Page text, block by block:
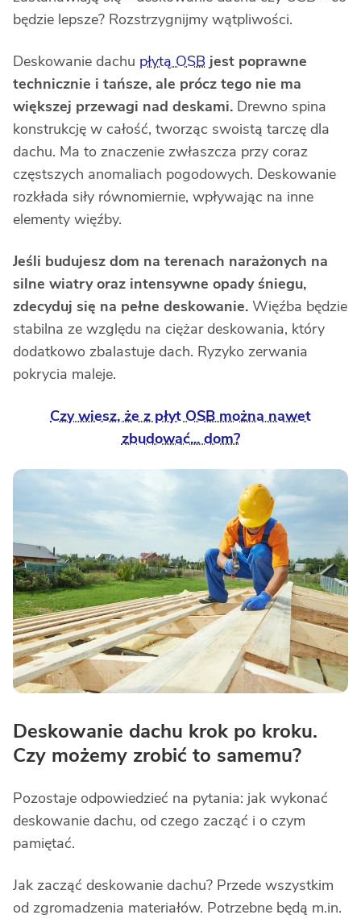
będzie lepsze? Rozstrzygnijmy wątpliwości.
Deskowanie dachu płytą OSB jest poprawne
technicznie i tańsze, ale prócz tego nie ma
większej przewagi nad deskami. Drewno spina
konstrukcję w całość, tworząc swoistą tarczę dla
dachu. Ma to znaczenie zwłaszcza przy coraz
częstszych anomaliach pogodowych. Deskowanie
rozkłada siły równomiernie, wpływając na inne
elementy więźby.
Jeśli budujesz dom na terenach narażonych na
silne wiatry oraz intensywne opady śniegu,
zdecyduj się na pełne deskowanie. Więźba będzie
stabilna ze względu na ciężar deskowania, który
dodatkowo zbalastuje dach. Ryzyko zerwania
pokrycia maleje.
Czy wiesz, że z płyt OSB można nawet
zbudować... dom?
Deskowanie dachu krok po kroku.
Czy możemy zrobić to samemu?
Pozostaje odpowiedzieć na pytania: jak wykonać
deskowanie dachu, od czego zacząć i o czym
pamiętać.
Jak zacząć deskowanie dachu? Przede wszystkim
od zgromadzenia materiałów. Potrzebne będą m.in.